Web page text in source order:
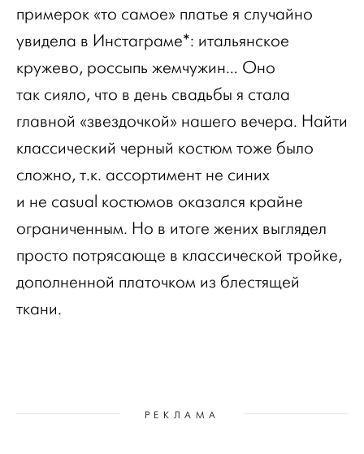
примерок «то самое» платье я случайно
увидела в Инстаграме*: итальянское
кружево, россыпь жемчужин… Оно
так сияло, что в день свадьбы я стала
главной «звездочкой» нашего вечера. Найти
классический черный костюм тоже было
сложно, т.к. ассортимент не синих
и не casual костюмов оказался крайне
ограниченным. Но в итоге жених выглядел
просто потрясающе в классической тройке,
дополненной платочком из блестящей
ткани.
РЕКЛАМА